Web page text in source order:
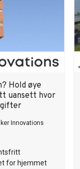
Hold øye
uansett hvor
Innovations
for hjemmet